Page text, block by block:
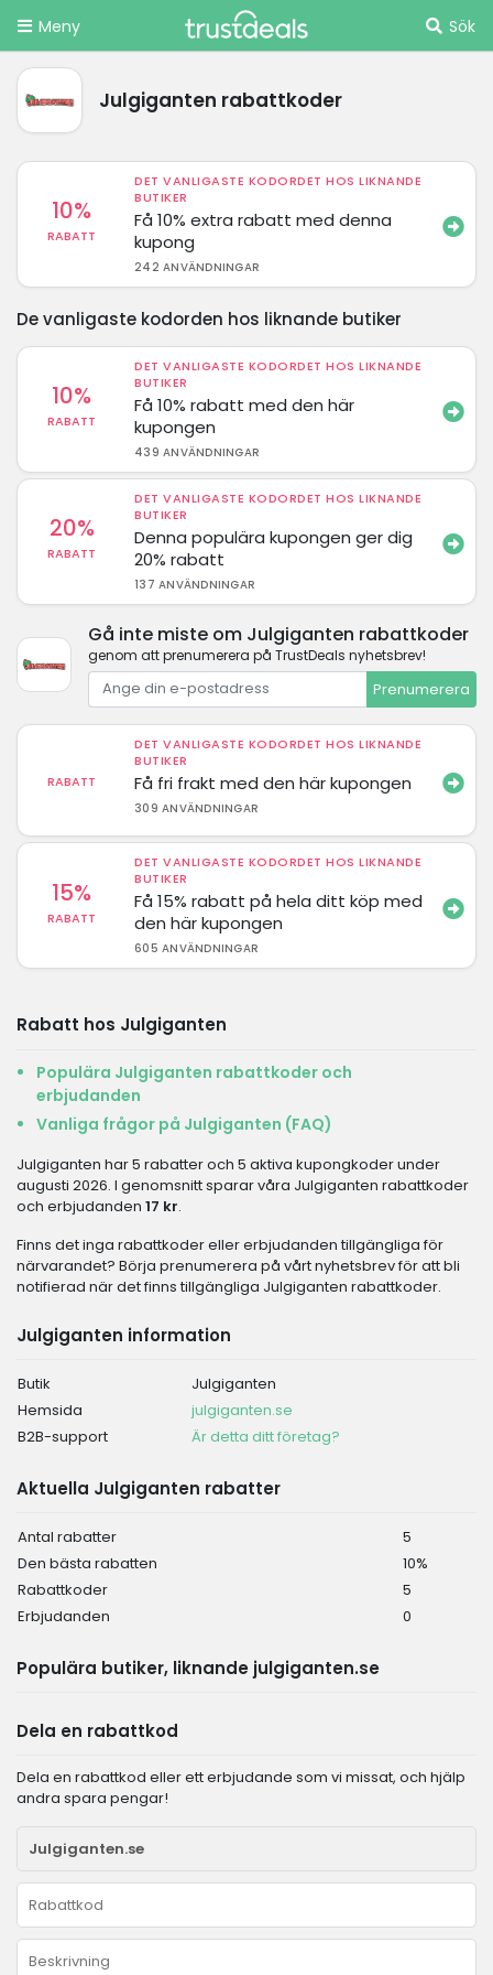
Meny Sök
Julgiganten rabattkoder
10%
RABATT
DET VANLIGASTE KODORDET HOS LIKNANDE
BUTIKER
Få 10% extra rabatt med denna
kupong
242 ANVÄNDNINGAR
De vanligaste kodorden hos liknande butiker
10%
RABATT
DET VANLIGASTE KODORDET HOS LIKNANDE
BUTIKER
Få 10% rabatt med den här
kupongen
439 ANVÄNDNINGAR
20%
RABATT
DET VANLIGASTE KODORDET HOS LIKNANDE
BUTIKER
Denna populära kupongen ger dig
20% rabatt
137 ANVÄNDNINGAR
Gå inte miste om Julgiganten rabattkoder
genom att prenumerera på TrustDeals nyhetsbrev!
Prenumerera
RABATT
DET VANLIGASTE KODORDET HOS LIKNANDE
BUTIKER
Få fri frakt med den här kupongen
309 ANVÄNDNINGAR
15%
RABATT
DET VANLIGASTE KODORDET HOS LIKNANDE
BUTIKER
Få 15% rabatt på hela ditt köp med
den här kupongen
605 ANVÄNDNINGAR
Rabatt hos Julgiganten
Populära Julgiganten rabattkoder och
erbjudanden
Vanliga frågor på Julgiganten (FAQ)
Julgiganten har 5 rabatter och 5 aktiva kupongkoder under
augusti 2026. I genomsnitt sparar våra Julgiganten rabattkoder
och erbjudanden 17 kr.
Finns det inga rabattkoder eller erbjudanden tillgängliga för
närvarandet? Börja prenumerera på vårt nyhetsbrev för att bli
notifierad när det finns tillgängliga Julgiganten rabattkoder.
Julgiganten information
Butik
Julgiganten
Hemsida
julgiganten.se
B2B-support
Är detta ditt företag?
Aktuella Julgiganten rabatter
Antal rabatter
5
Den bästa rabatten
10%
Rabattkoder
5
Erbjudanden
0
Populära butiker, liknande julgiganten.se
Dela en rabattkod
Dela en rabattkod eller ett erbjudande som vi missat, och hjälp
andra spara pengar!